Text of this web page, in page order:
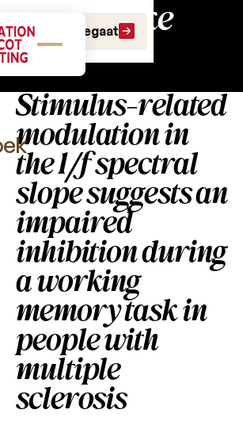
Doe een legaat
Stimulus-related
modulation in
the 1/f spectral
slope suggests an
impaired
inhibition during
a working
memory task in
people with
multiple
sclerosis